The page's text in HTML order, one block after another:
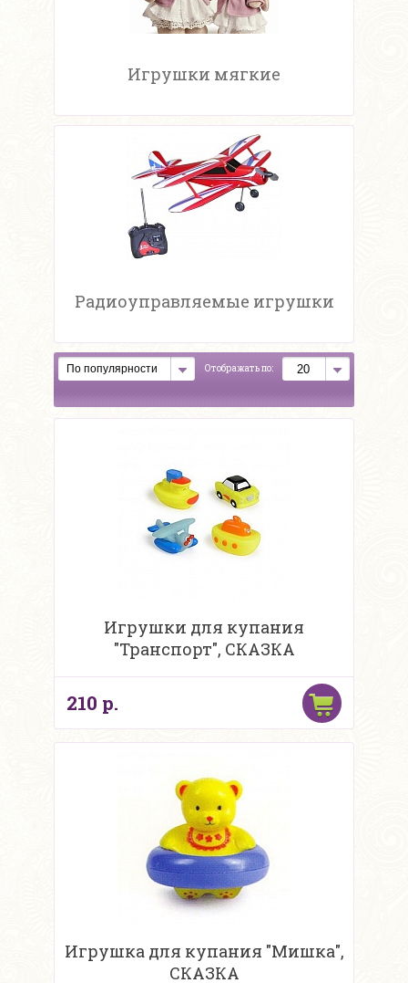
Игрушки мягкие
Радиоуправляемые игрушки
Отображать по:
Игрушки для купания
"Транспорт", СКАЗКА
210 р.
Игрушка для купания "Мишка",
СКАЗКА